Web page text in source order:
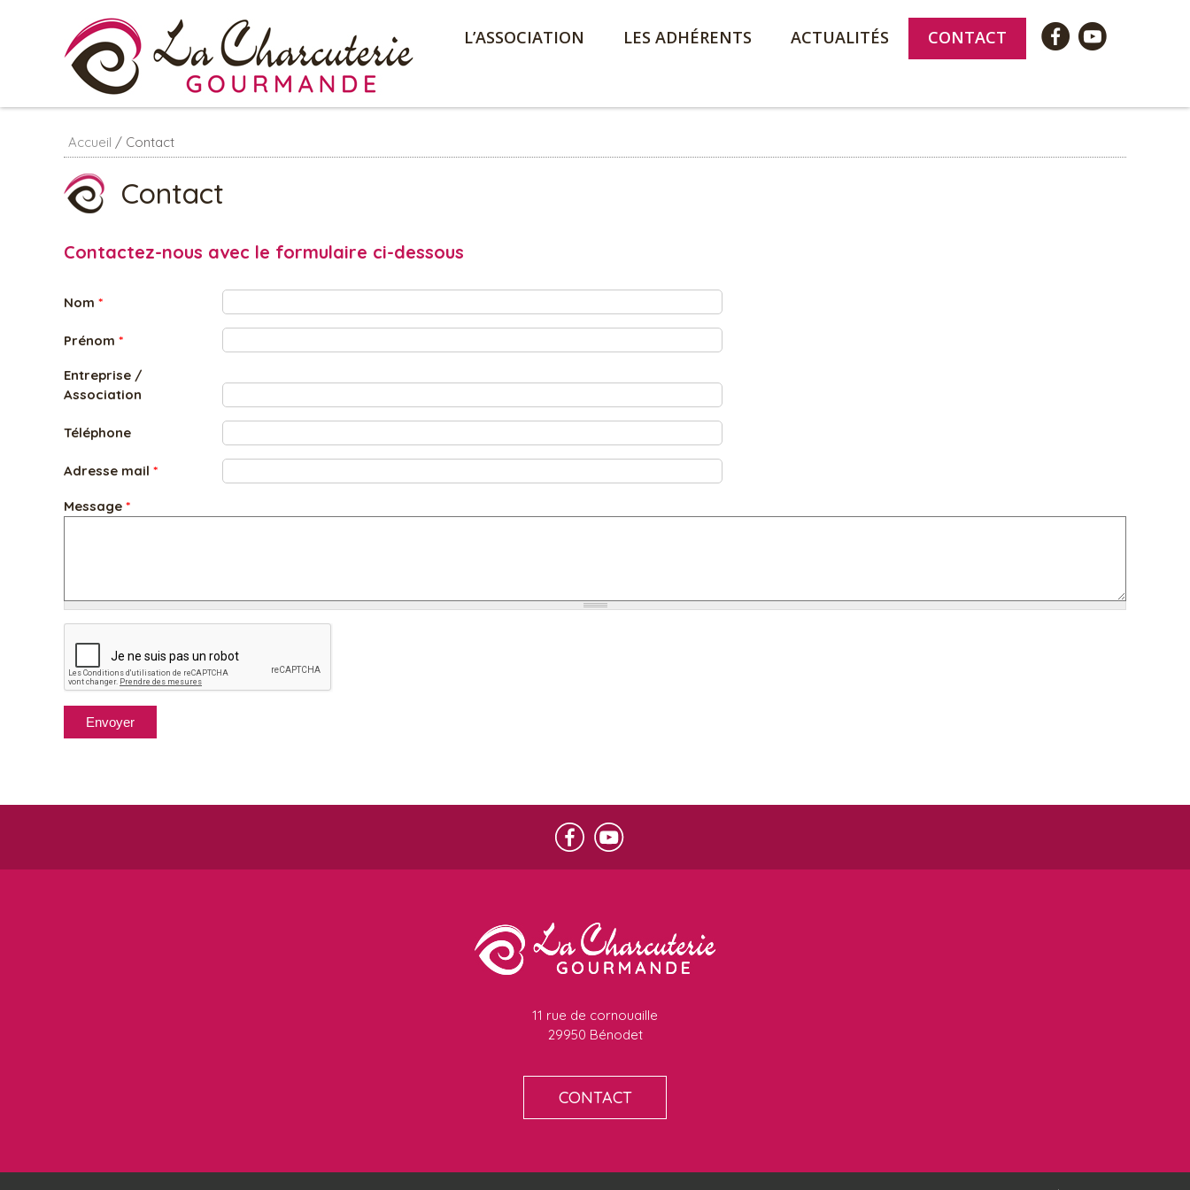
Aller au contenu principal
L’ASSOCIATION LES ADHÉRENTS ACTUALITÉS CONTACT
Accueil / Contact
Contact
Contactez-nous avec le formulaire ci-dessous
Nom *
Prénom *
Entreprise /
Association
Téléphone
Adresse mail *
Message *
11 rue de cornouaille
29950 Bénodet
CONTACT